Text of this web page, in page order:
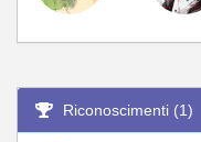
Riconoscimenti (1)